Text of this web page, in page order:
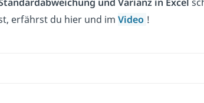
erfährst du hier und im Video !